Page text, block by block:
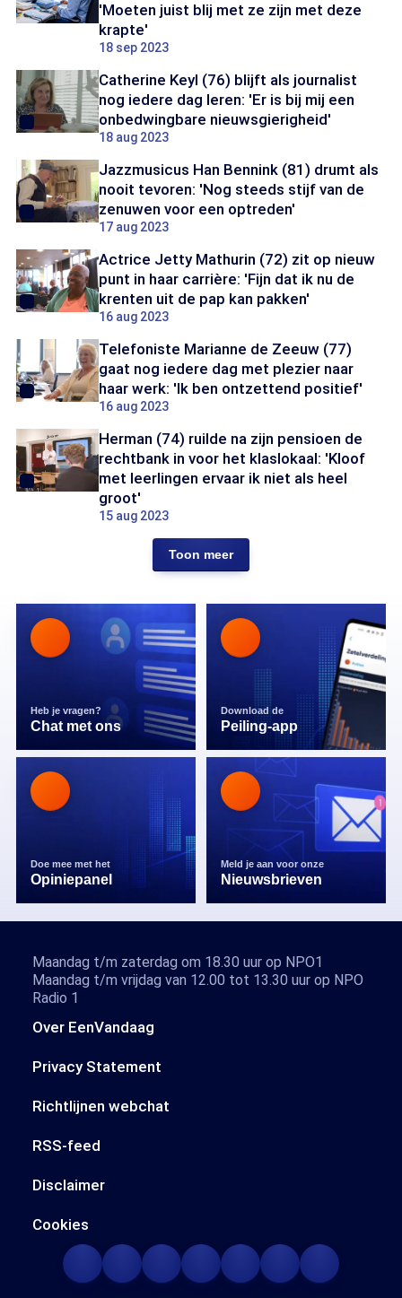
'Moeten juist blij met ze zijn met deze
krapte'
18 sep 2023
Catherine Keyl (76) blijft als journalist
nog iedere dag leren: 'Er is bij mij een
onbedwingbare nieuwsgierigheid'
18 aug 2023
Jazzmusicus Han Bennink (81) drumt als
nooit tevoren: 'Nog steeds stijf van de
zenuwen voor een optreden'
17 aug 2023
Actrice Jetty Mathurin (72) zit op nieuw
punt in haar carrière: 'Fijn dat ik nu de
krenten uit de pap kan pakken'
16 aug 2023
Telefoniste Marianne de Zeeuw (77)
gaat nog iedere dag met plezier naar
haar werk: 'Ik ben ontzettend positief'
16 aug 2023
Herman (74) ruilde na zijn pensioen de
rechtbank in voor het klaslokaal: 'Kloof
met leerlingen ervaar ik niet als heel
groot'
15 aug 2023
Toon meer
Heb je vragen?
Chat met ons
Download de
Peiling-app
Doe mee met het
Opiniepanel
Meld je aan voor onze
Nieuwsbrieven
Over EenVandaag
Privacy Statement
Richtlijnen webchat
RSS-feed
Disclaimer
Cookies
Maandag t/m zaterdag om 18.30 uur op NPO1
Maandag t/m vrijdag van 12.00 tot 13.30 uur op NPO
Radio 1